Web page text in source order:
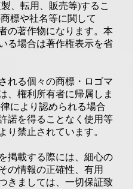
、転用、販売等)するこ
標や社名等に関して
の著作物になります。本
る場合は著作権表示を省
れる個々の商標・ロゴマ
、権利所有者に帰属しま
により認められる場合
諾を得ることなく使用等
り禁止されています。
掲載する際には、細心の
の情報の正確性、有用
きましては、一切保証致